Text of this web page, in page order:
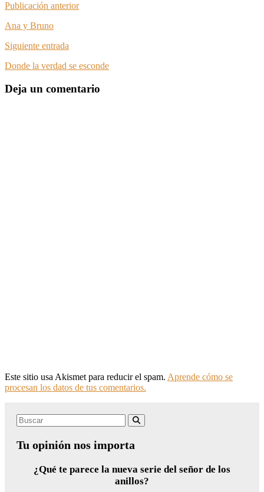
Publicación anterior
Ana y Bruno
Siguiente entrada
Donde la verdad se esconde
Deja un comentario
Este sitio usa Akismet para reducir el spam. Aprende cómo se
procesan los datos de tus comentarios.
Search
Tu opinión nos importa
¿Qué te parece la nueva serie del señor de los
anillos?